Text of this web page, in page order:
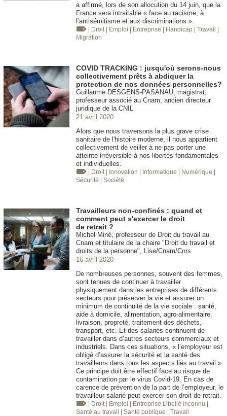
a affirmé, lors de son allocution du 14 juin, que la
France sera intraitable « face au racisme, à
l’antisémitisme et aux discriminations ».
| Droit | Emploi | Entreprise | Handicap | Travail |
Migration
COVID TRACKING : jusqu'où serons-nous
collectivement prêts à abdiquer la
protection de nos données personnelles?
Guillaume DESGENS-PASANAU, magistrat,
professeur associé au Cnam, ancien directeur
juridique de la CNIL
21 avril 2020
Alors que nous traversons la plus grave crise
sanitaire de l'histoire moderne, il nous appartient
collectivement de veiller à ne pas porter une
atteinte irréversible à nos libertés fondamentales
et individuelles.
| Droit | Innovation | Informatique | Numérique |
Sécurité | Société
Travailleurs non-confinés : quand et
comment peut s'exercer le droit
de retrait ?
Michel Miné, professeur de Droit du travail au
Cnam et titulaire de la chaire "Droit du travail et
droits de la personne", Lise/Cnam/Cnrs
16 avril 2020
De nombreuses personnes, souvent des femmes,
sont tenues de continuer à travailler
physiquement dans les entreprises de différents
secteurs pour préserver la vie et assurer un
minimum de continuité de la vie sociale : santé,
aide à domicile, alimentation, agro-alimentaire,
livraison, propreté, traitement des déchets,
transport, etc. Et des salariés continuent de
travailler dans d’autres secteurs commerciaux et
industriels. Dans ces situations, « l’employeur est
obligé d’assurer la sécurité et la santé des
travailleurs dans tous les aspects liés au travail ».
Ce principe doit être effectif face au risque de
contamination par le virus Covid-19. En cas de
carence de prévention de la part de l’employeur, le
travailleur salarié peut exercer son droit de retrait.
| Droit | Emploi | Entreprise Libellé inconnu |
Santé au travail | Santé publique | Travail